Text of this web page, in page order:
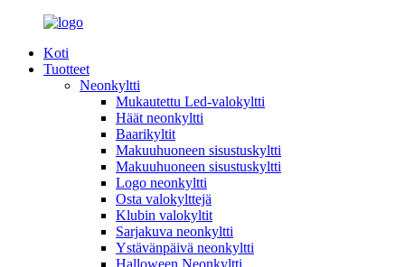
Koti
Tuotteet
Neonkyltti
Mukautettu Led-valokyltti
Häät neonkyltti
Baarikyltit
Makuuhuoneen sisustuskyltti
Makuuhuoneen sisustuskyltti
Logo neonkyltti
Osta valokylttejä
Klubin valokyltit
Sarjakuva neonkyltti
Ystävänpäivä neonkyltti
Halloween Neonkyltti